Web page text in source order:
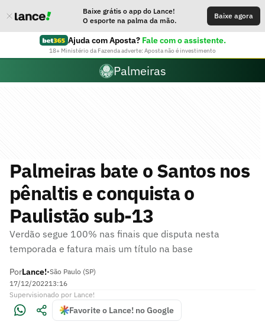
Baixe grátis o app do Lance!
O esporte na palma da mão.
Baixe agora
Ajuda com Aposta? Fale com o assistente.
18+ Ministério da Fazenda adverte: Aposta não é investimento
Palmeiras
Palmeiras bate o Santos nos
pênaltis e conquista o
Paulistão sub-13
Verdão segue 100% nas finais que disputa nesta
temporada e fatura mais um título na base
PorLance!•São Paulo (SP)
17/12/202213:16
Supervisionado por Lance!
Favorite o Lance! no Google